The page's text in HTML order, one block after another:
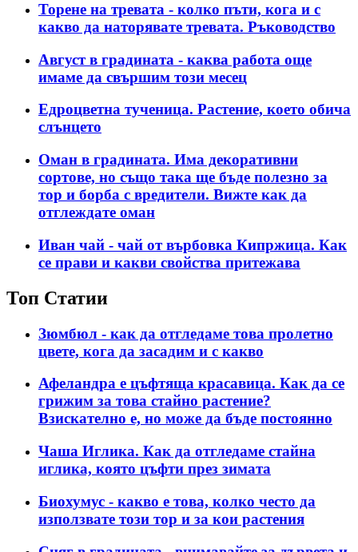
Торене на тревата - колко пъти, кога и с
какво да наторявате тревата. Ръководство
Август в градината - каква работа още
имаме да свършим този месец
Едроцветна тученица. Растение, което обича
слънцето
Оман в градината. Има декоративни
сортове, но също така ще бъде полезно за
тор и борба с вредители. Вижте как да
отглеждате оман
Иван чай - чай ​​от върбовка Кипржица. Как
се прави и какви свойства притежава
Топ Статии
Зюмбюл - как да отгледаме това пролетно
цвете, кога да засадим и с какво
Афеландра е цъфтяща красавица. Как да се
грижим за това стайно растение?
Взискателно е, но може да бъде постоянно
Чаша Иглика. Как да отгледаме стайна
иглика, която цъфти през зимата
Биохумус - какво е това, колко често да
използвате този тор и за кои растения